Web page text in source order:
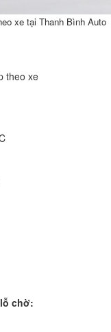
xe tại Thanh Bình Auto
theo xe
chờ: